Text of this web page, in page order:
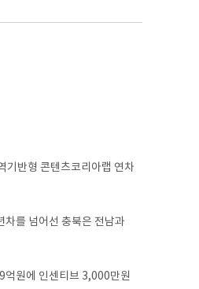
기반형 콘텐츠코리아랩 연차
를 넘어선 충북은 전남과
억원에 인센티브 3,000만원